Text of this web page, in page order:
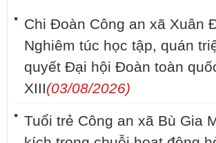
Chi Đoàn Công an xã Xuân
Nghiêm túc học tập, quán
quyết Đại hội Đoàn toàn
XIII(03/08/2026)
Tuổi trẻ Công an xã Bù Gia